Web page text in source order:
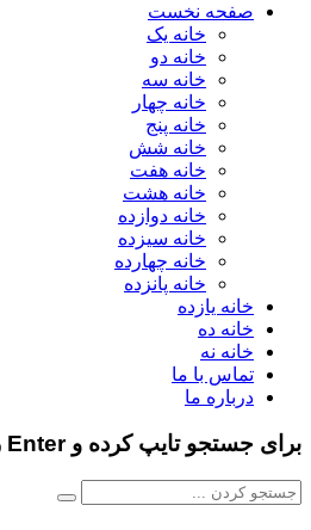
صفحه نخست
خانه یک
خانه دو
خانه سه
خانه چهار
خانه پنج
خانه شش
خانه هفت
خانه هشت
خانه دوازده
خانه سیزده
خانه چهارده
خانه پانزده
خانه یازده
خانه ده
خانه نه
تماس با ما
درباره ما
برای جستجو تایپ کرده و Enter را بزنید